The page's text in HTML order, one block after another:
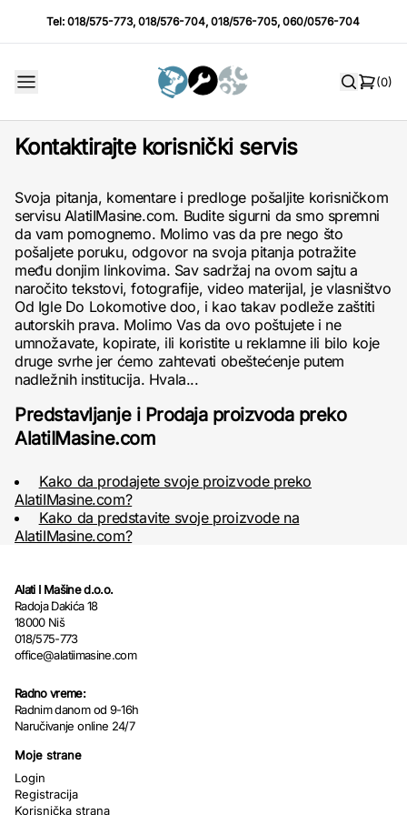
Tel:018/575-773,018/576-704,018/576-705,060/0576-704
(0)
Kontaktirajte korisnički servis
Svoja pitanja, komentare i predloge pošaljite korisničkom
servisu AlatiIMasine.com. Budite sigurni da smo spremni
da vam pomognemo. Molimo vas da pre nego što
pošaljete poruku, odgovor na svoja pitanja potražite
među donjim linkovima. Sav sadržaj na ovom sajtu a
naročito tekstovi, fotografije, video materijal, je vlasništvo
Od Igle Do Lokomotive doo, i kao takav podleže zaštiti
autorskih prava. Molimo Vas da ovo poštujete i ne
umnožavate, kopirate, ili koristite u reklamne ili bilo koje
druge svrhe jer ćemo zahtevati obeštećenje putem
nadležnih institucija. Hvala...
Predstavljanje i Prodaja proizvoda preko
AlatiIMasine.com
Kako da prodajete svoje proizvode preko
AlatiIMasine.com?
Kako da predstavite svoje proizvode na
AlatiIMasine.com?
Alati I Mašine d.o.o.
Radoja Dakića 18
18000 Niš
018/575-773
office@alatiimasine.com
Radno vreme:
Radnim danom od 9-16h
Naručivanje online 24/7
Moje strane
Login
Registracija
Korisnička strana